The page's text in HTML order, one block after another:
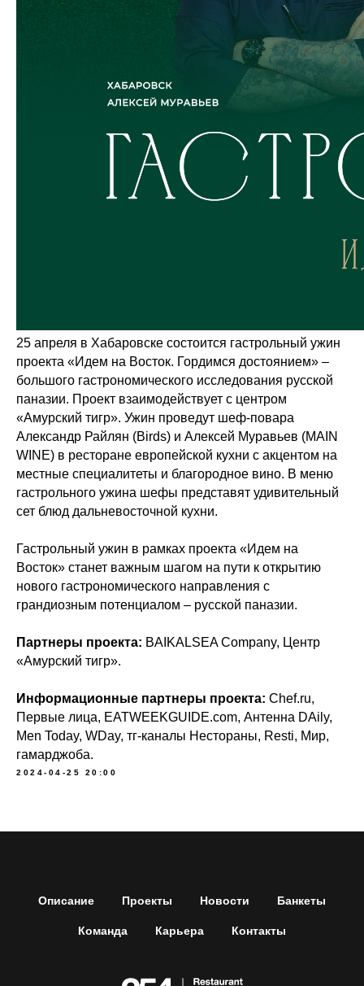
25 апреля в Хабаровске состоится гастрольный ужин
проекта «Идем на Восток. Гордимся достоянием» –
большого гастрономического исследования русской
паназии. Проект взаимодействует с центром
«Амурский тигр». Ужин проведут шеф-повара
Александр Райлян (Birds) и Алексей Муравьев (MAIN
WINE) в ресторане европейской кухни с акцентом на
местные специалитеты и благородное вино. В меню
гастрольного ужина шефы представят удивительный
сет блюд дальневосточной кухни.
Гастрольный ужин в рамках проекта «Идем на
Восток» станет важным шагом на пути к открытию
нового гастрономического направления с
грандиозным потенциалом – русской паназии.
Партнеры проекта: BAIKALSEA Company, Центр
«Амурский тигр».
Информационные партнеры проекта: Chef.ru,
Первые лица, EATWEEKGUIDE.com, Антенна DAily,
Men Today, WDay, тг-каналы Нестораны, Resti, Мир,
гамарджоба.
2024-04-25 20:00
Описание Проекты Новости Банкеты
Команда Карьера Контакты